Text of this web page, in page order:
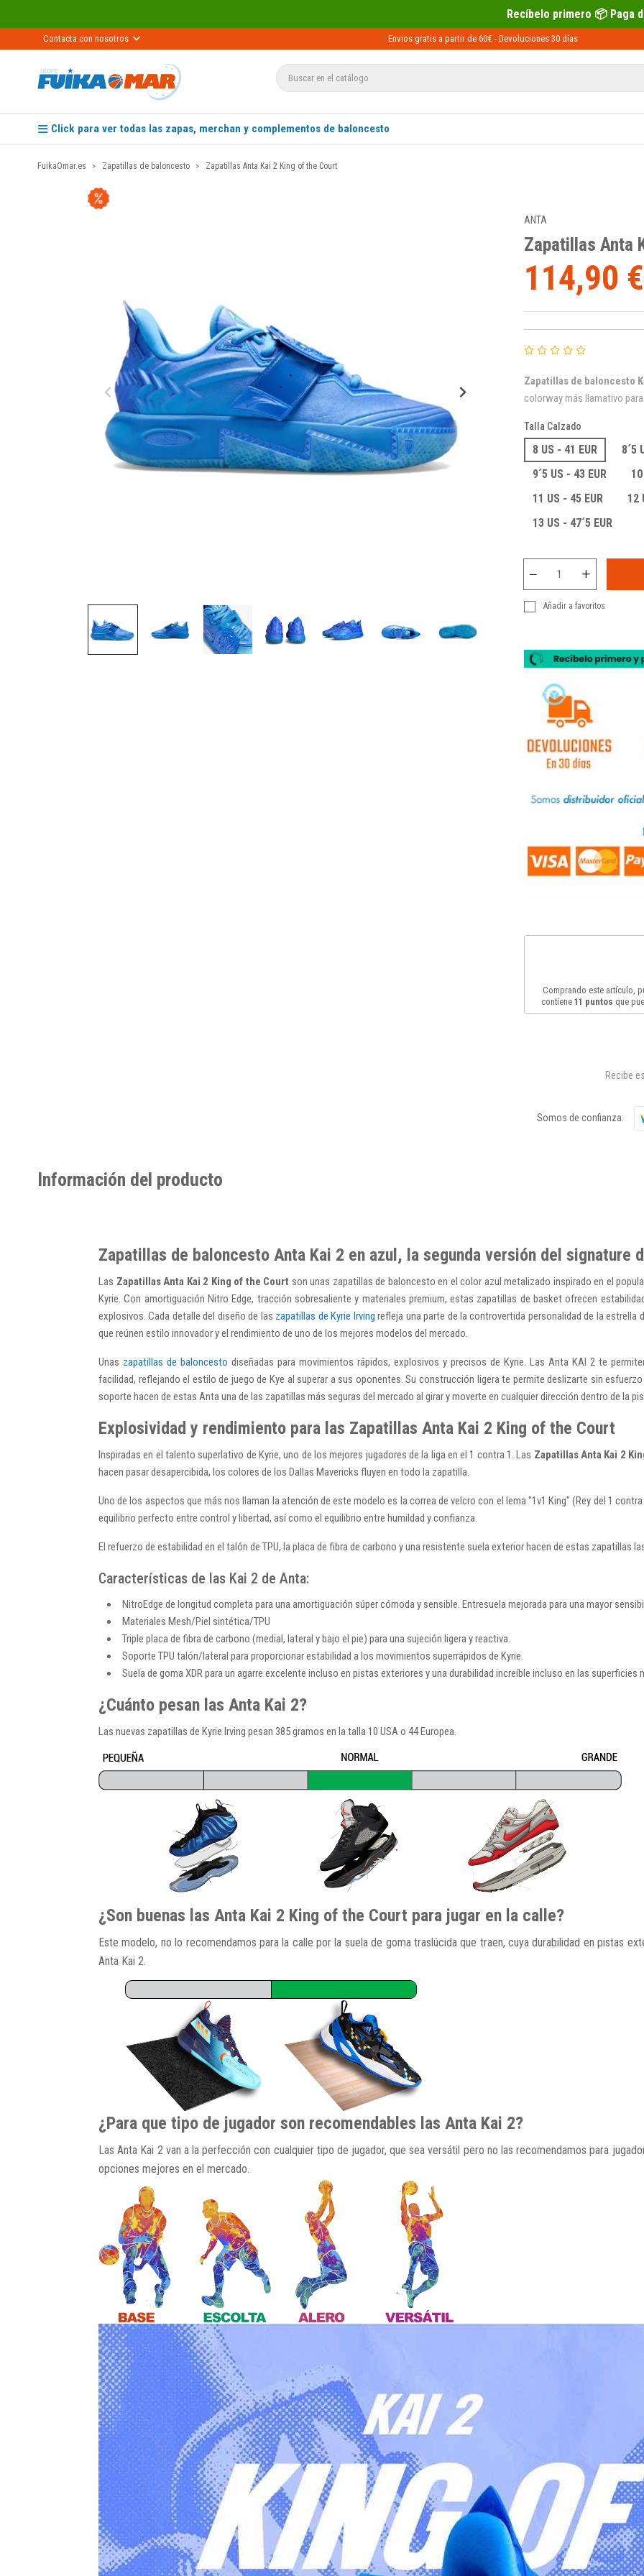
Recíbelo primero 📦 Paga después con Sequra 💶
Contacta con nosotros Envios gratis a partir de 60€ - Devoluciones 30 días
Click para ver todas las zapas, merchan y complementos de baloncesto
FuikaOmar.es Zapatillas de baloncesto Zapatillas Anta Kai 2 King of the Court
ANTA
Zapatillas Anta
114,90 €
Zapatillas de baloncesto
colorway más llamativo
Talla Calzado
8 US - 41 EUR 8´5
9´5 US - 43 EUR
11 US - 45 EUR
12
13 US - 47´5 EUR
Añadir a favoritos
Comprando este artículo,
contiene 11 puntos que
Recibe
Somos de confianza:
Información del producto
Zapatillas de baloncesto Anta Kai 2 en azul, la segunda versión del signature
Las Zapatillas Anta Kai 2 King of the Court son unas zapatillas de baloncesto en el color azul metalizado inspirado en el
Kyrie. Con amortiguación Nitro Edge, tracción sobresaliente y materiales premium, estas zapatillas de basket ofrecen
explosivos. Cada detalle del diseño de las zapatillas de Kyrie Irving refleja una parte de la controvertida personalidad de la
que reúnen estilo innovador y el rendimiento de uno de los mejores modelos del mercado.
Unas zapatillas de baloncesto diseñadas para movimientos rápidos, explosivos y precisos de Kyrie. Las Anta KAI 2 te
facilidad, reflejando el estilo de juego de Kye al superar a sus oponentes. Su construcción ligera te permite deslizarte sin
soporte hacen de estas Anta una de las zapatillas más seguras del mercado al girar y moverte en cualquier dirección dentro de la
Explosividad y rendimiento para las Zapatillas Anta Kai 2 King of the Court
Inspiradas en el talento superlativo de Kyrie, uno de los mejores jugadores de la liga en el 1 contra 1. Las Zapatillas Anta Kai 2
hacen pasar desapercibida, los colores de los Dallas Mavericks fluyen en todo la zapatilla.
Uno de los aspectos que más nos llaman la atención de este modelo es la correa de velcro con el lema "1v1 King" (Rey del 1
equilibrio perfecto entre control y libertad, así como el equilibrio entre humildad y confianza.
El refuerzo de estabilidad en el talón de TPU, la placa de fibra de carbono y una resistente suela exterior hacen de estas zapatillas
Características de las Kai 2 de Anta:
NitroEdge de longitud completa para una amortiguación súper cómoda y sensible. Entresuela mejorada para una mayor
Materiales Mesh/Piel sintética/TPU
Triple placa de fibra de carbono (medial, lateral y bajo el pie) para una sujeción ligera y reactiva.
Soporte TPU talón/lateral para proporcionar estabilidad a los movimientos superrápidos de Kyrie.
Suela de goma XDR para un agarre excelente incluso en pistas exteriores y una durabilidad increíble incluso en las superficies
¿Cuánto pesan las Anta Kai 2?
Las nuevas zapatillas de Kyrie Irving pesan 385 gramos en la talla 10 USA o 44 Europea.
¿Son buenas las Anta Kai 2 King of the Court para jugar en la calle?
Este modelo, no lo recomendamos para la calle por la suela de goma traslúcida que traen, cuya durabilidad en pistas
Anta Kai 2.
¿Para que tipo de jugador son recomendables las Anta Kai 2?
Las Anta Kai 2 van a la perfección con cualquier tipo de jugador, que sea versátil pero no las recomendamos para
opciones mejores en el mercado.